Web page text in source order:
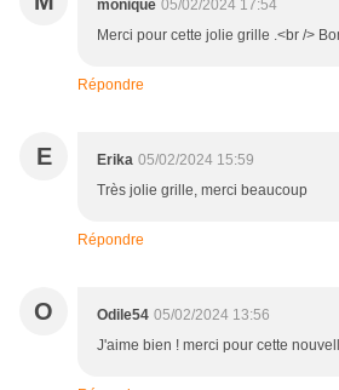
monique 05/02/2024 17:54
Merci pour cette jolie grille .<br />
Répondre
E Erika 05/02/2024 15:59
Très jolie grille, merci beaucoup
Répondre
O Odile54 05/02/2024 13:56
J'aime bien ! merci pour cette